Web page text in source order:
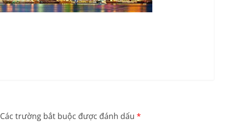
Các trường bắt buộc được đánh dấu *